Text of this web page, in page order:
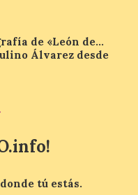
más
las
un 4%
de «León de…
Álvarez desde
tú estás.